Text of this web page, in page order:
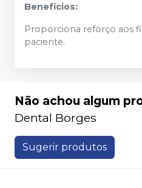
Benefícios:
Proporciona reforço aos
paciente.
Não achou algum
Dental Borges
Sugerir produtos